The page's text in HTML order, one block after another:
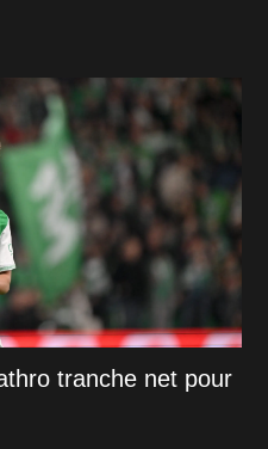
tranche net pour